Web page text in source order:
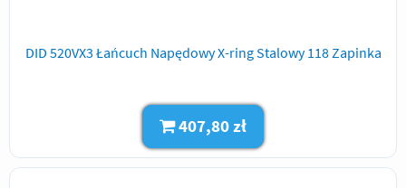
DID 520VX3 Łańcuch Napędowy X-ring Stalowy 118 Zapinka
407,80 zł